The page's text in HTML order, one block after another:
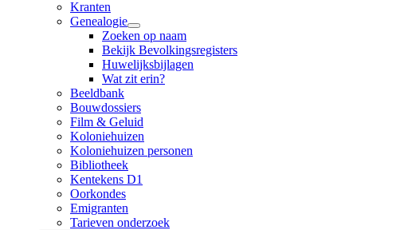
Kranten
Genealogie
Zoeken op naam
Bekijk Bevolkingsregisters
Huwelijksbijlagen
Wat zit erin?
Beeldbank
Bouwdossiers
Film & Geluid
Koloniehuizen
Koloniehuizen personen
Bibliotheek
Kentekens D1
Oorkondes
Emigranten
Tarieven onderzoek